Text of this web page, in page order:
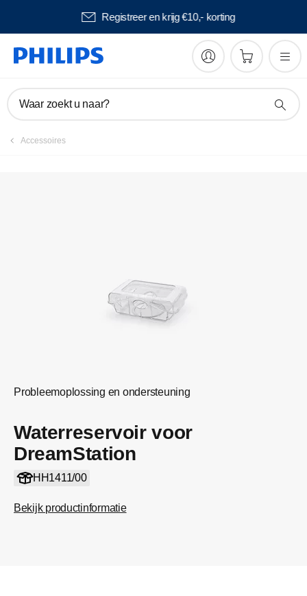
Betaal later met Klarna
Waar zoekt u naar?
Accessoires
Probleemoplossing en ondersteuning
Waterreservoir voor
DreamStation
HH1411/00
Bekijk productinformatie